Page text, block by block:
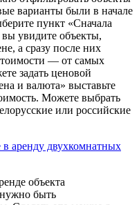
варианты были в начале
пункт «Сначала
увидите объекты,
а сразу после них
— от самых
задать ценовой
и валюта» выставьте
Можете выбрать
или российские
в аренду двухкомнатных
объекта
быть